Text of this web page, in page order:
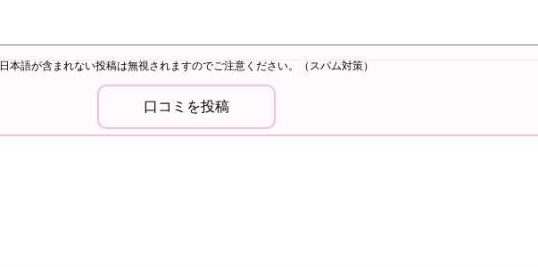
日本語が含まれない投稿は無視されますのでご注意ください。（スパム対策）